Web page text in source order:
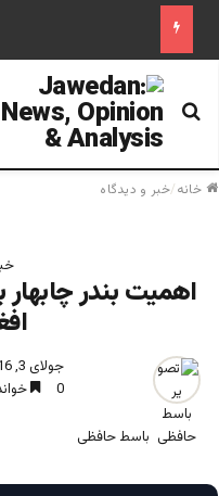
جستجو برای
خانه/خبر و دیدگاه
اهمیت بندر
باسط حافظی
جولای 3, 2016
0
خواندن